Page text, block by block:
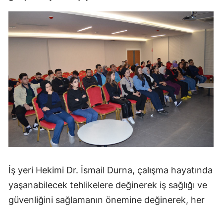
İş yeri Hekimi Dr. İsmail Durna, çalışma hayatında
yaşanabilecek tehlikelere değinerek iş sağlığı ve
güvenliğini sağlamanın önemine değinerek, her